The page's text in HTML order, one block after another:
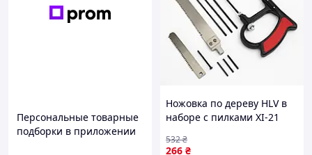
Персональные товарные
подборки в приложении
Ножовка по дереву HLV в
наборе с пилками XI-21
266 ₴
532₴